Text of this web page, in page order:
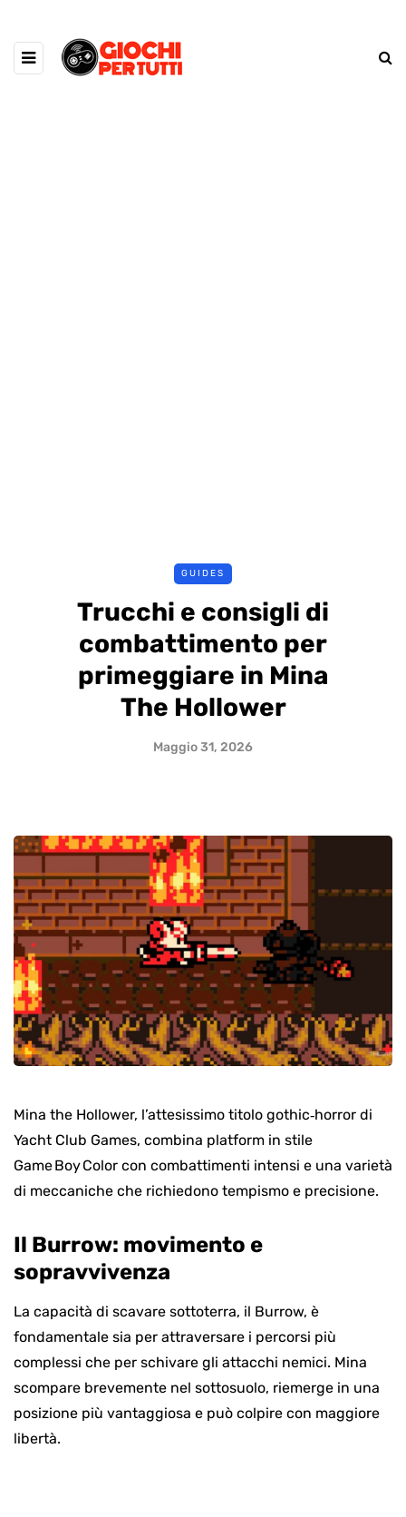
GUIDES
Trucchi e consigli di
combattimento per
primeggiare in Mina
The Hollower
Maggio 31, 2026
Mina the Hollower, l’attesissimo titolo gothic‑horror di
Yacht Club Games, combina platform in stile
Game Boy Color con combattimenti intensi e una varietà
di meccaniche che richiedono tempismo e precisione.
Il Burrow: movimento e
sopravvivenza
La capacità di scavare sottoterra, il Burrow, è
fondamentale sia per attraversare i percorsi più
complessi che per schivare gli attacchi nemici. Mina
scompare brevemente nel sottosuolo, riemerge in una
posizione più vantaggiosa e può colpire con maggiore
libertà.